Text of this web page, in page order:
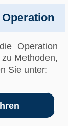
Operation
Methoden,
Sie unter: